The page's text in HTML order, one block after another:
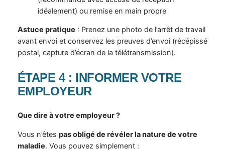
idéalement) ou remise en main propre
Astuce pratique : Prenez une photo de l’arrêt de travail
avant envoi et conservez les preuves d’envoi (récépissé
postal, capture d’écran de la télétransmission).
ÉTAPE 4 : INFORMER VOTRE
EMPLOYEUR
Que dire à votre employeur ?
Vous n’êtes pas obligé de révéler la nature de votre
maladie. Vous pouvez simplement :